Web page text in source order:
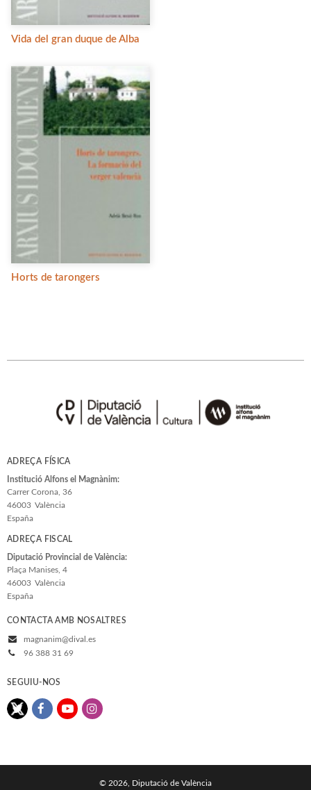
Vida del gran duque de Alba
Horts de tarongers
ADREÇA FÍSICA
Institució Alfons el Magnànim:
Carrer Corona, 36
46003 València
España
ADREÇA FISCAL
Diputació Provincial de València:
Plaça Manises, 4
46003 València
España
CONTACTA AMB NOSALTRES
magnanim@dival.es
96 388 31 69
SEGUIU-NOS
© 2026, Diputació de València